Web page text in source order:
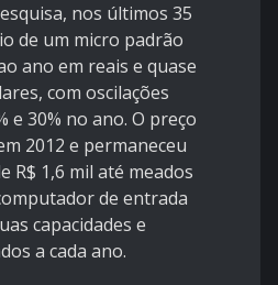
nos últimos 35
de um micro padrão
ano em reais e quase
com oscilações
e 30% no ano. O preço
2012 e permaneceu
R$ 1,6 mil até meados
de entrada
capacidades e
a cada ano.